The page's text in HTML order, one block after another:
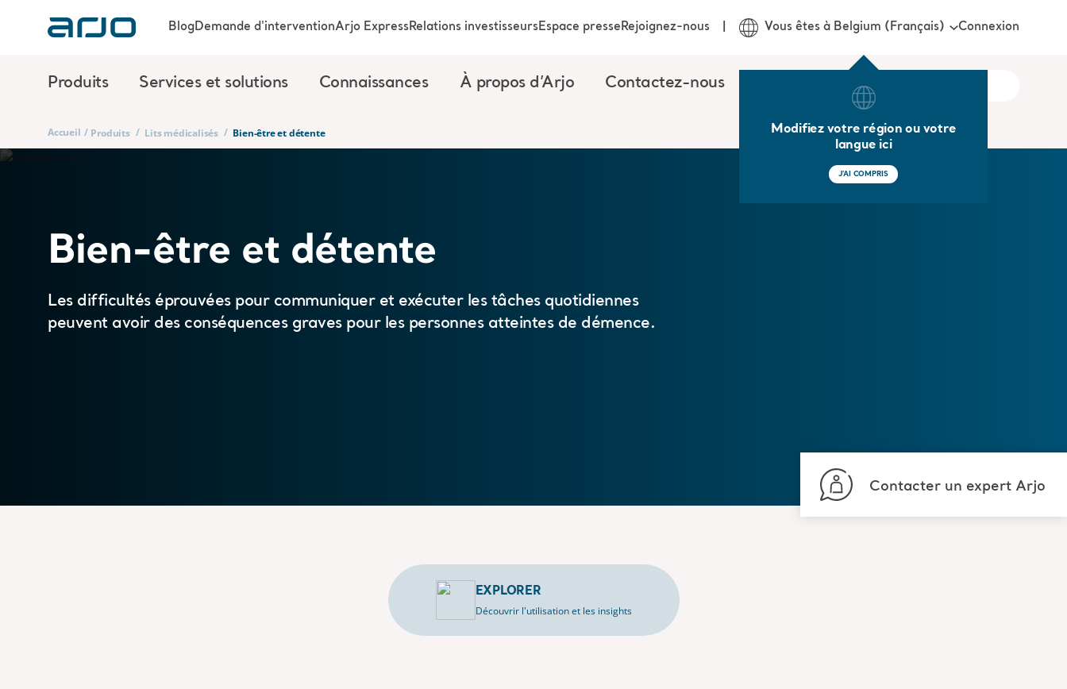
Produits Services et solutions Connaissances À propos d’Arjo Contactez-nous
BlogDemande d'interventionArjo ExpressRelations investisseursEspace presseRejoignez-nous Vous êtes à Belgium (Français)
Modifiez votre région ou votre
langue ici
J'AI COMPRIS
Connexion
Accueil / Produits / Lits médicalisés / Bien-être et détente
Bien-être et détente
Les difficultés éprouvées pour communiquer et exécuter les tâches quotidiennes
peuvent avoir des conséquences graves pour les personnes atteintes de démence.
Contacter un expert Arjo
EXPLORER
Découvrir l'utilisation et les insights